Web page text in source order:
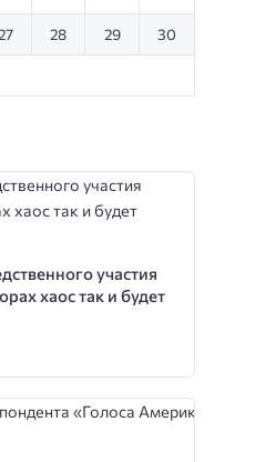
28 29 30
участия
хаос так и будет